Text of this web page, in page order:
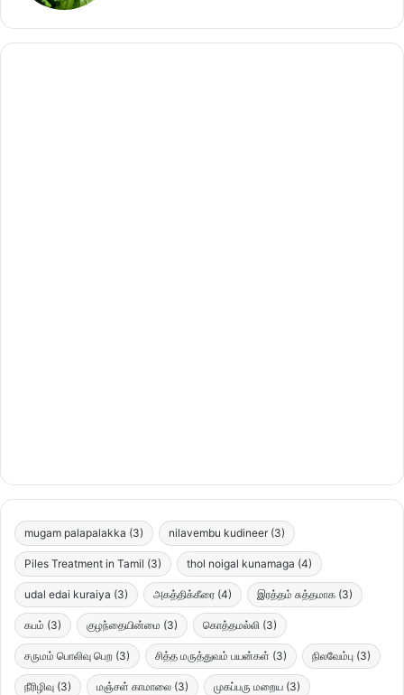
mugam palapalakka (3) nilavembu kudineer (3)
Piles Treatment in Tamil (3) thol noigal kunamaga (4)
udal edai kuraiya (3) அகத்திக்கீரை (4) இரத்தம் சுத்தமாக (3)
கபம் (3) குழந்தையின்மை (3) கொத்தமல்லி (3)
சருமம் பொலிவு பெற (3) சித்த மருத்துவம் பயன்கள் (3) நிலவேம்பு (3)
நீரிழிவு (3) மஞ்சள் காமாலை (3) முகப்பரு மறைய (3)